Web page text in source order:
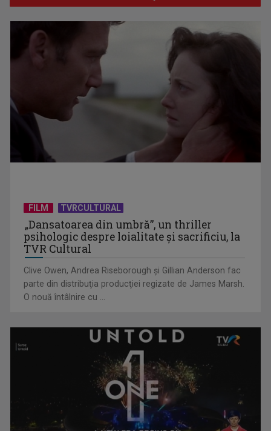
aniversat la TVR ...
în România”, un ...
Piesa „Inimă, nu fi de piatră” a Corinei Chiriac ia argintul în
FILM TVRCULTURAL
„Dansatoarea din umbră”, un thriller
psihologic despre loialitate și sacrificiu, la
TVR Cultural
Clive Owen, Andrea Riseborough şi Gillian Anderson fac
parte din distribuţia producţiei regizate de James Marsh.
O nouă întâlnire cu ...